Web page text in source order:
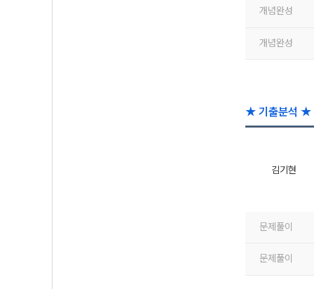
개념완성
개념완성
★ 기출분석 ★
김기현
문제풀이
문제풀이